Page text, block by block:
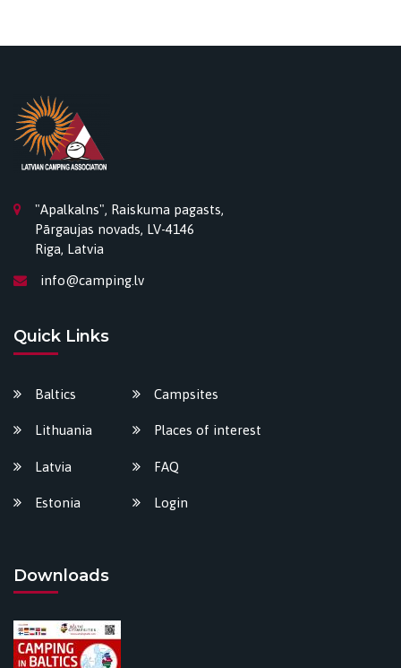
"Apalkalns", Raiskuma pagasts,
Pārgaujas novads, LV-4146
Riga, Latvia
info@camping.lv
Quick Links
Baltics
Lithuania
Latvia
Estonia
Campsites
Places of interest
FAQ
Login
Downloads